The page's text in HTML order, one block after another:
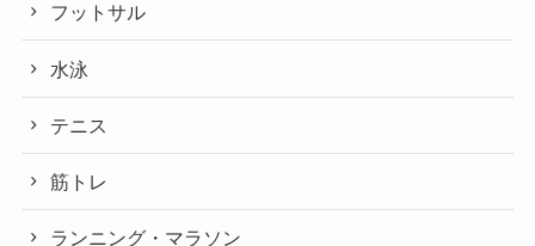
フットサル
水泳
テニス
筋トレ
ランニング・マラソン